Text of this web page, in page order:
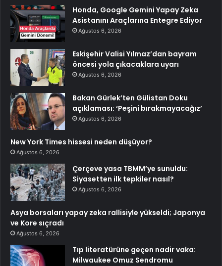
Honda, Google Gemini Yapay Zeka
Asistanını Araçlarına Entegre Ediyor
Ağustos 6, 2026
Eskişehir Valisi Yılmaz’dan bayram
öncesi yola çıkacaklara uyarı
Ağustos 6, 2026
Bakan Gürlek’ten Gülistan Doku
açıklaması: ‘Peşini bırakmayacağız’
Ağustos 6, 2026
New York Times hissesi neden düşüyor?
Ağustos 6, 2026
Çerçeve yasa TBMM’ye sunuldu:
Siyasetten ilk tepkiler nasıl?
Ağustos 6, 2026
Asya borsaları yapay zeka rallisiyle yükseldi; Japonya
ve Kore sıçradı
Ağustos 6, 2026
Tıp literatürüne geçen nadir vaka:
Milwaukee Omuz Sendromu